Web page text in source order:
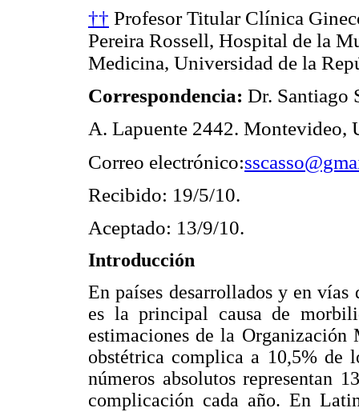
†† Profesor Titular Clínica
Pereira Rossell, Hospital de la
Medicina, Universidad de la
Correspondencia: Dr. Santiago
A. Lapuente 2442. Montevideo,
Correo electrónico:
Recibido: 19/5/10.
Aceptado: 13/9/10.
Introducción
En países desarrollados y en
es la principal causa de
estimaciones de la
obstétrica complica a 10,5% de
números absolutos representan
complicación cada año. En